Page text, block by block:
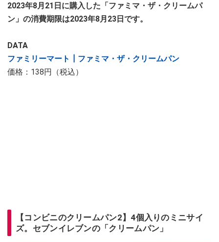
2023年8月21日に購入した「ファミマ・ザ・クリームパ
ン」の消費期限は2023年8月23日です。
DATA
ファミリーマート┃ファミマ・ザ・クリームパン
価格：138円（税込）
【コンビニのクリームパン2】4個入りのミニサイ
ズ。セブンイレブンの「クリームパン」